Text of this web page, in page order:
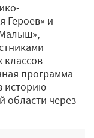
Героев» и
классов
программа
историю
области через